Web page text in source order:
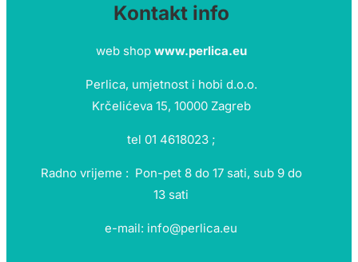
Kontakt info
web shop www.perlica.eu
Perlica, umjetnost i hobi d.o.o.
Krčelićeva 15, 10000 Zagreb
tel 01 4618023 ;
Radno vrijeme : Pon-pet 8 do 17 sati, sub 9 do
13 sati
e-mail: info@perlica.eu